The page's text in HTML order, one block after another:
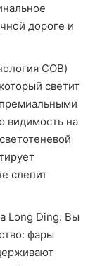
дороге и
COB)
светит
видимость на
слепит
Long Ding. Вы
фары